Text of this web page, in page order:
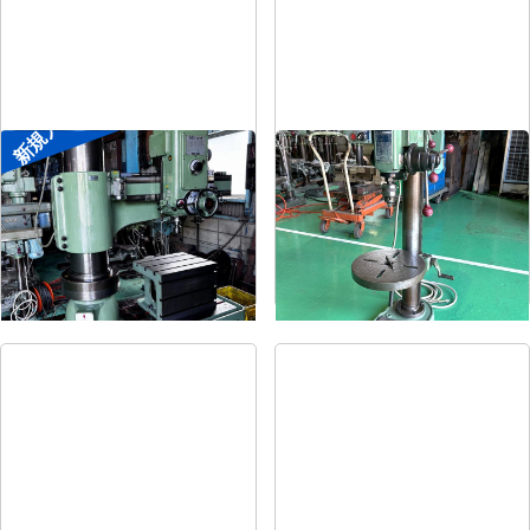
新規入荷
ラジアルボール盤
メーカー 森精機
形 式 YR3-115
年 式-
卓上ボール盤
メーカー 吉良
形 式KRT-340
式-